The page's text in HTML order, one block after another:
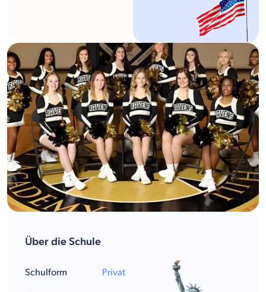
Über die Schule
Schulform Privat